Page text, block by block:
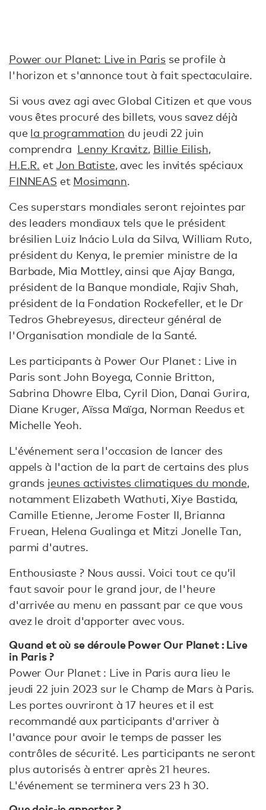
Power our Planet: Live in Paris se profile à
l'horizon et s'annonce tout à fait spectaculaire.
Si vous avez agi avec Global Citizen et que vous
vous êtes procuré des billets, vous savez déjà
que la programmation du jeudi 22 juin
comprendra Lenny Kravitz, Billie Eilish,
H.E.R. etJon Batiste, avec les invités spéciaux
FINNEAS et Mosimann.
Ces superstars mondiales seront rejointes par
des leaders mondiaux tels que le président
brésilien Luiz Inácio Lula da Silva, William Ruto,
président du Kenya, le premier ministre de la
Barbade, Mia Mottley, ainsi que Ajay Banga,
président de la Banque mondiale, Rajiv Shah,
président de la Fondation Rockefeller, et le Dr
Tedros Ghebreyesus, directeur général de
l'Organisation mondiale de la Santé.
Les participants à Power Our Planet : Live in
Paris sont John Boyega, Connie Britton,
Sabrina Dhowre Elba, Cyril Dion, Danai Gurira,
Diane Kruger, Aïssa Maïga, Norman Reedus et
Michelle Yeoh.
L'événement sera l'occasion de lancer des
appels à l'action de la part de certains des plus
grands jeunes activistes climatiques du monde,
notamment Elizabeth Wathuti, Xiye Bastida,
Camille Etienne, Jerome Foster II, Brianna
Fruean, Helena Gualinga et Mitzi Jonelle Tan,
parmi d'autres.
Enthousiaste ? Nous aussi. Voici tout ce qu’il
faut savoir pour le grand jour, de l'heure
d'arrivée au menu en passant par ce que vous
avez le droit d'apporter avec vous.
Quand et où se déroule Power Our Planet : Live
in Paris ?
Power Our Planet : Live in Paris aura lieu le
jeudi 22 juin 2023 sur le Champ de Mars à Paris.
Les portes ouvriront à 17 heures et il est
recommandé aux participants d'arriver à
l'avance pour avoir le temps de passer les
contrôles de sécurité. Les participants ne seront
plus autorisés à entrer après 21 heures.
L'événement se terminera vers 23 h 30.